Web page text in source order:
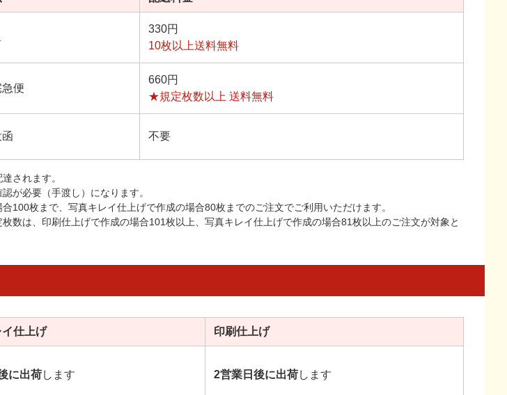
330円
10枚以上送料無料
便
660円
★規定枚数以上 送料無料
不要
されます。
が必要（手渡し）になります。
100枚まで、写真キレイ仕上げで作成の場合80枚までのご注文でご利用いただけます。
数は、印刷仕上げで作成の場合101枚以上、写真キレイ仕上げで作成の場合81枚以上のご注文が対象と
仕上げ 印刷仕上げ
に出荷します 2営業日後に出荷します